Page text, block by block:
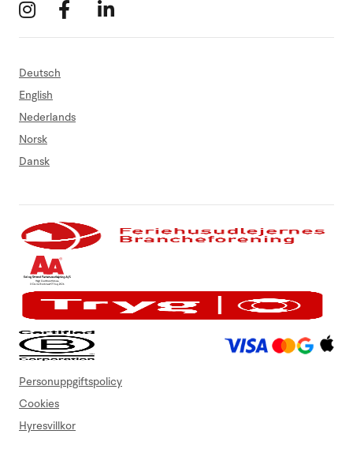
Deutsch
English
Nederlands
Norsk
Dansk
Personuppgiftspolicy
Cookies
Hyresvillkor